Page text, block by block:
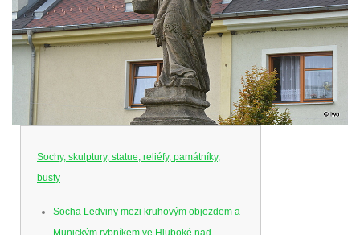
Sochy, skulptury, statue, reliéfy, památníky,
busty
Socha Ledviny mezi kruhovým objezdem a
Munickým rybníkem ve Hluboké nad